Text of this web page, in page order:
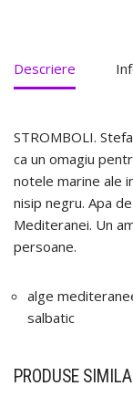
Descriere
STROMBOLI.
ca un omagiu
notele marine ale
nisip negru. Apa
Mediteranei. Un
persoane.
alge
salbatic
PRODUSE